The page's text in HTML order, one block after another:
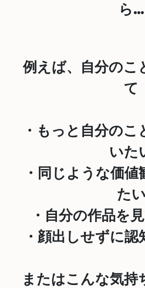
ら…
例えば、自分のこ
て
・もっと自分の
いた
・同じような価値
たい
・自分の作品を
・顔出しせずに
またはこんな気持